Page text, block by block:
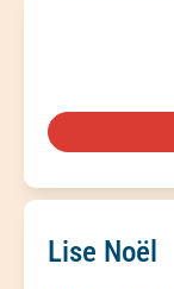
Lise Noël